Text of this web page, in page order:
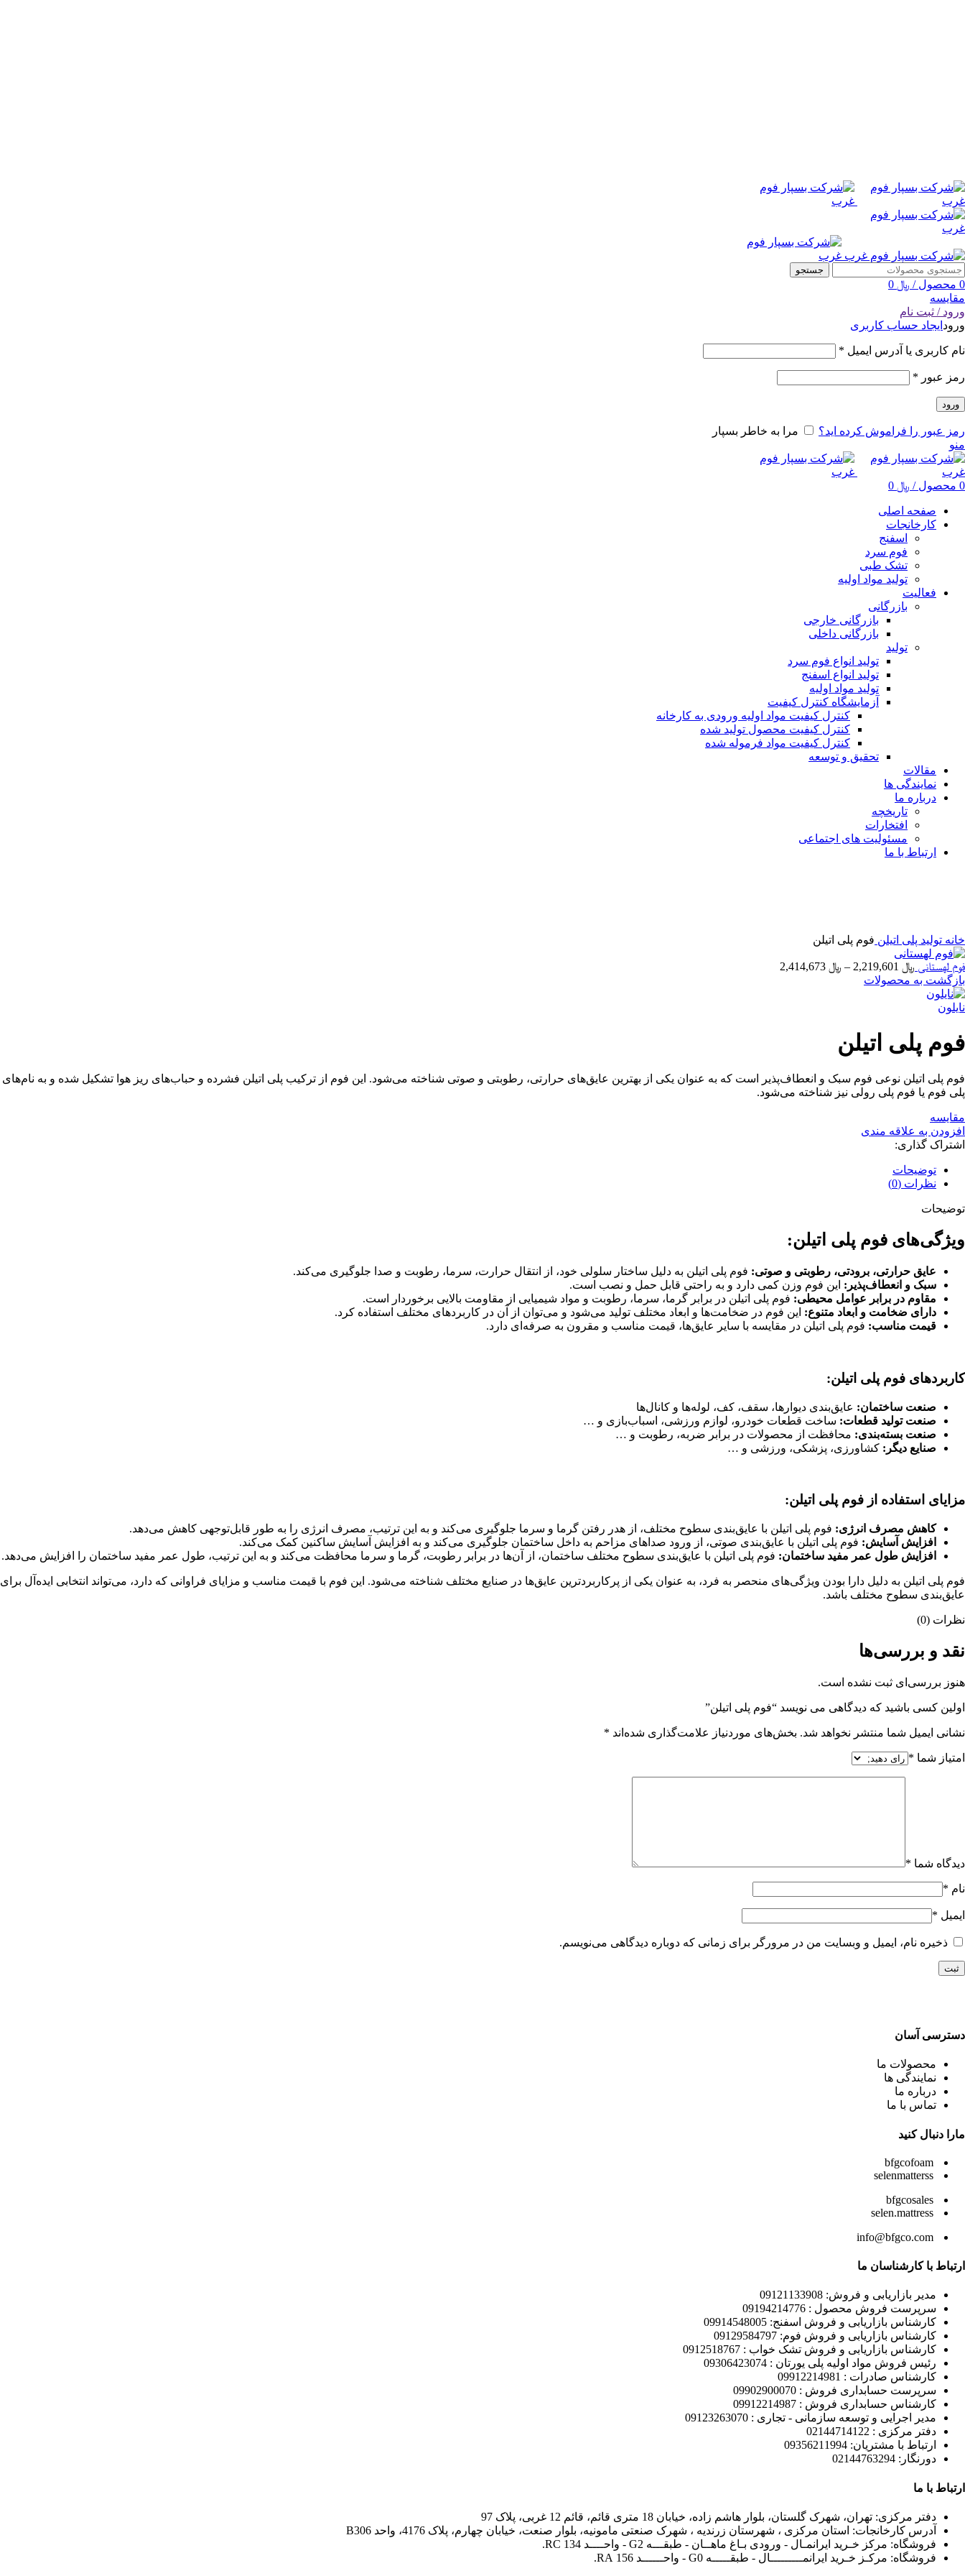
جستجو
0 محصول / ﷼
مقایسه
ورود / ثبت نام
ورود ایجاد حساب کاربری
نام کاربری یا آدرس ایمیل *
رمز عبور *
ورود
رمز عبور را فراموش کرده اید؟
مرا به خاطر بسپار
منو
0 محصول / ﷼
صفحه اصلی
کارخانجات
اسفنج
فوم سرد
تشک طبی
تولید مواد اولیه
فعالیت
بازرگانی
بازرگانی خارجی
بازرگانی داخلی
تولید
تولید انواع فوم سرد
تولید انواع اسفنج
تولید مواد اولیه
آزمایشگاه کنترل کیفیت
کنترل کیفیت مواد اولیه ورودی به کارخانه
کنترل کیفیت محصول تولید شده
کنترل کیفیت مواد فرموله شده
تحقیق و توسعه
مقالات
نمایندگی ها
درباره ما
تاریخچه
افتخارات
مسئولیت های اجتماعی
ارتباط با ما
خانه تولید پلی اتیلن فوم پلی اتیلن
فوم لهستانی ﷼ – ﷼
بازگشت به محصولات
نایلون
فوم پلی اتیلن
فوم پلی اتیلن نوعی فوم سبک و انعطاف‌پذیر است که به عنوان یکی از بهترین عایق‌های حرارتی، رطوبتی و صوتی شناخته می‌شود. این فوم از ترکیب پلی اتیلن فشرده و حباب‌های ریز هوا تشکیل شده و به نام‌های
پلی فوم یا فوم پلی رولی نیز شناخته می‌شود.
مقایسه
افزودن به علاقه مندی
اشتراک گذاری:
توضیحات
نظرات (0)
توضیحات
ویژگی‌های فوم پلی اتیلن:
عایق حرارتی، برودتی، رطوبتی و صوتی: فوم پلی اتیلن به دلیل ساختار سلولی خود، از انتقال حرارت، سرما، رطوبت و صدا جلوگیری می‌کند.
سبک و انعطاف‌پذیر: این فوم وزن کمی دارد و به راحتی قابل حمل و نصب است.
مقاوم در برابر عوامل محیطی: فوم پلی اتیلن در برابر گرما، سرما، رطوبت و مواد شیمیایی از مقاومت بالایی برخوردار است.
دارای ضخامت و ابعاد متنوع: این فوم در ضخامت‌ها و ابعاد مختلف تولید می‌شود و می‌توان از آن در کاربردهای مختلف استفاده کرد.
قیمت مناسب: فوم پلی اتیلن در مقایسه با سایر عایق‌ها، قیمت مناسب و مقرون به صرفه‌ای دارد.
کاربردهای فوم پلی اتیلن:
صنعت ساختمان: عایق‌بندی دیوارها، سقف، کف، لوله‌ها و کانال‌ها
صنعت تولید قطعات: ساخت قطعات خودرو، لوازم ورزشی، اسباب‌بازی و …
صنعت بسته‌بندی: محافظت از محصولات در برابر ضربه، رطوبت و …
صنایع دیگر: کشاورزی، پزشکی، ورزشی و …
مزایای استفاده از فوم پلی اتیلن:
کاهش مصرف انرژی: فوم پلی اتیلن با عایق‌بندی سطوح مختلف، از هدر رفتن گرما و سرما جلوگیری می‌کند و به این ترتیب، مصرف انرژی را به طور قابل‌توجهی کاهش می‌دهد.
افزایش آسایش: فوم پلی اتیلن با عایق‌بندی صوتی، از ورود صداهای مزاحم به داخل ساختمان جلوگیری می‌کند و به افزایش آسایش ساکنین کمک می‌کند.
افزایش طول عمر مفید ساختمان: فوم پلی اتیلن با عایق‌بندی سطوح مختلف ساختمان، از آن‌ها در برابر رطوبت، گرما و سرما محافظت می‌کند و به این ترتیب، طول عمر مفید ساختمان را افزایش می‌دهد.
فوم پلی اتیلن به دلیل دارا بودن ویژگی‌های منحصر به فرد، به عنوان یکی از پرکاربردترین عایق‌ها در صنایع مختلف شناخته می‌شود. این فوم با قیمت مناسب و مزایای فراوانی که دارد، می‌تواند انتخابی ایده‌آل برای
عایق‌بندی سطوح مختلف باشد.
نظرات (0)
نقد و بررسی‌ها
هنوز بررسی‌ای ثبت نشده است.
اولین کسی باشید که دیدگاهی می نویسد “فوم پلی اتیلن”
نشانی ایمیل شما منتشر نخواهد شد. بخش‌های موردنیاز علامت‌گذاری شده‌اند *
امتیاز شما *
دیدگاه شما *
نام *
ایمیل *
ذخیره نام، ایمیل و وبسایت من در مرورگر برای زمانی که دوباره دیدگاهی می‌نویسم.
دسترسی آسان
محصولات ما
نمایندگی ها
درباره ما
تماس با ما
مارا دنبال کنید
bfgcofoam
selenmatterss
bfgcosales
selen.mattress
info@bfgco.com
ارتباط با کارشناسان ما
مدیر بازاریابی و فروش: 09121133908
سرپرست فروش محصول : 09194214776
کارشناس بازاریابی و فروش اسفنج: 09914548005
کارشناس بازاریابی و فروش فوم: 09129584797
کارشناس بازاریابی و فروش تشک خواب : 0912518767
رئیس فروش مواد اولیه پلی یورتان : 09306423074
کارشناس صادرات : 09912214981
سرپرست حسابداری فروش : 09902900070
کارشناس حسابداری فروش : 09912214987
مدیر اجرایی و توسعه سازمانی - تجاری : 09123263070
دفتر مرکزی : 02144714122
ارتباط با مشتریان: 09356211994
دورنگار: 02144763294
ارتباط با ما
دفتر مرکزی: تهران، شهرک گلستان، بلوار هاشم زاده، خیابان 18 متری قائم، قائم 12 غربی، پلاک 97
آدرس کارخانجات: استان مرکزی ، شهرستان زرندیه ، شهرک صنعتی مامونیه، بلوار صنعت، خیابان چهارم، پلاک 4176، واحد B306
فروشگاه: مرکز خـرید ایرانمـال - ورودی بـاغ ماهــان - طبقـــه G2 - واحــــد 134 RC.
فروشگاه: مرکـز خـرید ایرانمـــــــــال - طبقـــــه G0 - واحــــــد 156 RA.